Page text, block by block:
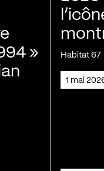
»
Habitat 67
1 mai